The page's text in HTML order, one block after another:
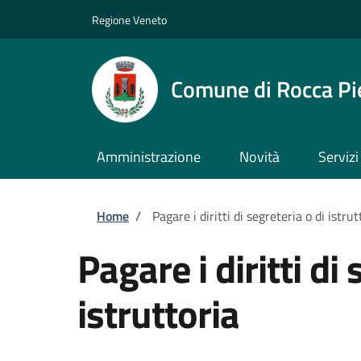
Regione Veneto
Comune di Rocca
Amministrazione Novità Servizi
Briciole di pane
Home / Pagare i diritti di segreteria o di
Pagare i diritti di
istruttoria